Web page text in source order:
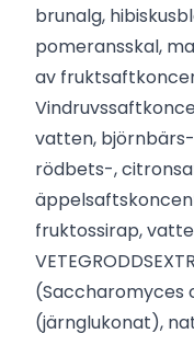
brunalg,
pomeransskal,
av
vatten,
rödbets-,
fruktossirap,
(Saccharomyces
(järnglukonat),